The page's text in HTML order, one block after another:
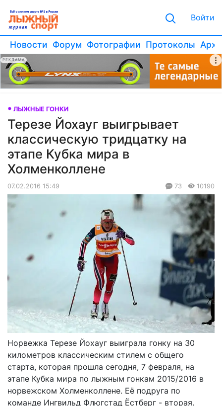
Войти
Новости Форум Фотографии Протоколы
РЕКЛАМА
ЛЫЖНЫЕ ГОНКИ
Терезе Йохауг выигрывает
классическую тридцатку на
этапе Кубка мира в
Холменколлене
07.02.2016 15:49 73 10190
Норвежка Терезе Йохауг выиграла гонку на 30
километров классическим стилем с общего
старта, которая прошла сегодня, 7 февраля, на
этапе Кубка мира по лыжным гонкам 2015/2016 в
норвежском Холменколлене. Её подруга по
команде Ингвильд Флюгстад Ёстберг - вторая.